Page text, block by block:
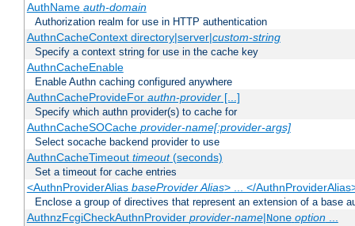
AuthName auth-domain
Authorization realm for use in HTTP authentication
AuthnCacheContext directory|server|custom-string
Specify a context string for use in the cache key
AuthnCacheEnable
Enable Authn caching configured anywhere
AuthnCacheProvideFor authn-provider[...]
Specify which authn provider(s) to cache for
AuthnCacheSOCache provider-name[:provider-args]
Select socache backend provider to use
AuthnCacheTimeout timeout(seconds)
Set a timeout for cache entries
<AuthnProviderAlias baseProvider Alias> ... </
Enclose a group of directives that represent an extension of a base
AuthnzFcgiCheckAuthnProvider provider-name|None option...